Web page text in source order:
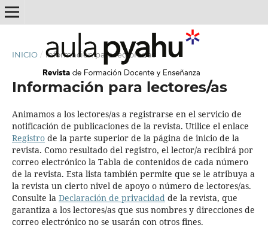
INICIO / Información para lectores/as
Información para lectores/as
Animamos a los lectores/as a registrarse en el servicio de
notificación de publicaciones de la revista. Utilice el enlace
Registrode la parte superior de la página de inicio de la
revista. Como resultado del registro, el lector/a recibirá por
correo electrónico la Tabla de contenidos de cada número
de la revista. Esta lista también permite que se le atribuya a
la revista un cierto nivel de apoyo o número de lectores/as.
Consulte la Declaración de privacidadde la revista, que
garantiza a los lectores/as que sus nombres y direcciones de
correo electrónico no se usarán con otros fines.